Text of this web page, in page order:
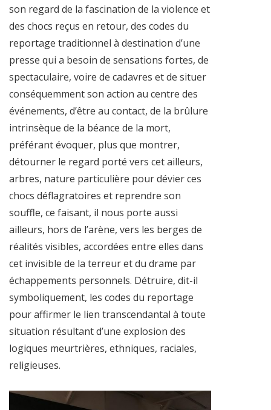
son regard de la fascination de la violence et
des chocs reçus en retour, des codes du
reportage traditionnel à destination d’une
presse qui a besoin de sensations fortes, de
spectaculaire, voire de cadavres et de situer
conséquemment son action au centre des
événements, d’être au contact, de la brûlure
intrinsèque de la béance de la mort,
préférant évoquer, plus que montrer,
détourner le regard porté vers cet ailleurs,
arbres, nature particulière pour dévier ces
chocs déflagratoires et reprendre son
souffle, ce faisant, il nous porte aussi
ailleurs, hors de l’arène, vers les berges de
réalités visibles, accordées entre elles dans
cet invisible de la terreur et du drame par
échappements personnels. Détruire, dit-il
symboliquement, les codes du reportage
pour affirmer le lien transcendantal à toute
situation résultant d’une explosion des
logiques meurtrières, ethniques, raciales,
religieuses.